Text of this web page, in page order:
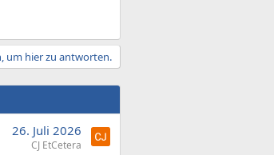
um hier zu antworten.
26. Juli 2026
CJ EtCetera